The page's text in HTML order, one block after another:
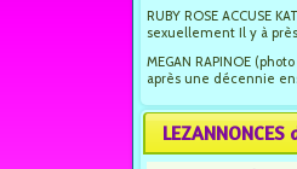
RUBY ROSE ACCUSE
sexuellement Il y à
MEGAN RAPINOE
après une décennie
LEZANNONCES